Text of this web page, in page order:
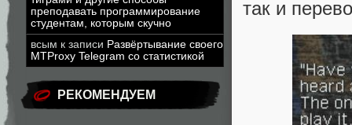
преподавать программирование
студентам, которым скучно
всым к записи Развёртывание своего
MTProxy Telegram со статистикой
РЕКОМЕНДУЕМ
так и